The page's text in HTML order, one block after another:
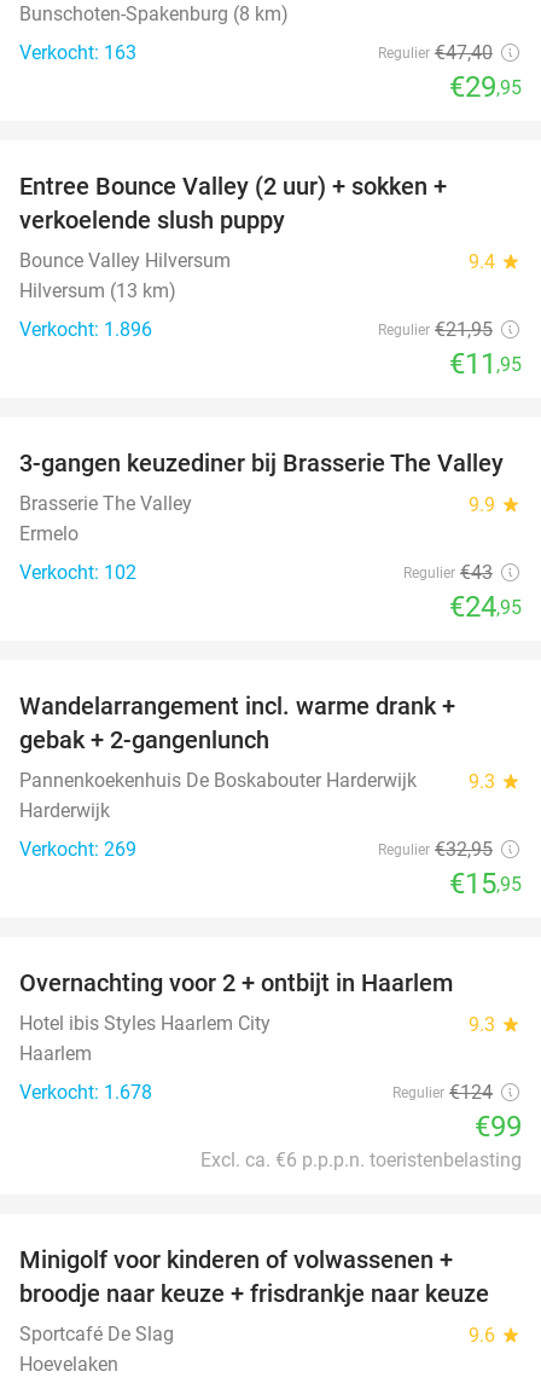
Bunschoten-Spakenburg (8 km)
Verkocht: 163
Regulier €47,40
€29,95
Entree Bounce Valley (2 uur) + sokken +
verkoelende slush puppy
Bounce Valley Hilversum 9.4 star
Hilversum (13 km)
Verkocht: 1.896
Regulier €21,95
€11 ,95
42%
3-gangen keuzediner bij Brasserie The Valley
Brasserie The Valley 9.9 star
Ermelo
Verkocht: 102
Regulier €43
€24,95
Wandelarrangement incl. warme drank +
gebak + 2-gangenlunch
Pannenkoekenhuis De Boskabouter Harderwijk 9.3 star
Harderwijk
Verkocht: 269
Regulier €32,95
€15,95
Overnachting voor 2 + ontbijt in Haarlem
Hotel ibis Styles Haarlem City 9.3 star
Haarlem
Verkocht: 1.678
Regulier €124
€99
Excl. ca. €6 p.p.p.n. toeristenbelasting
Minigolf voor kinderen of volwassenen +
broodje naar keuze + frisdrankje naar keuze
Sportcafé De Slag 9.6 star
Hoevelaken